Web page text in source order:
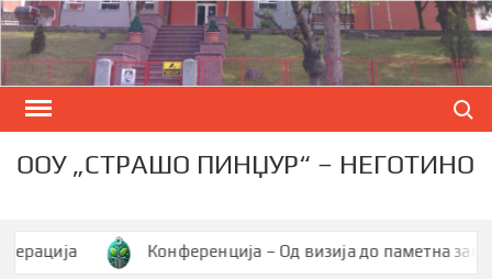
Skip
to
content
ООУ „СТРАШО ПИНЏУР“ – НЕГОТИНО
Конференција – Од визија до паметна заедница